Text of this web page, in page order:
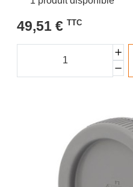
49,51 € TTC